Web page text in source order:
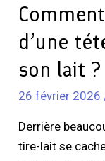
d’une
son lait ?
26 février 2026
Derrière
tire-lait se
?